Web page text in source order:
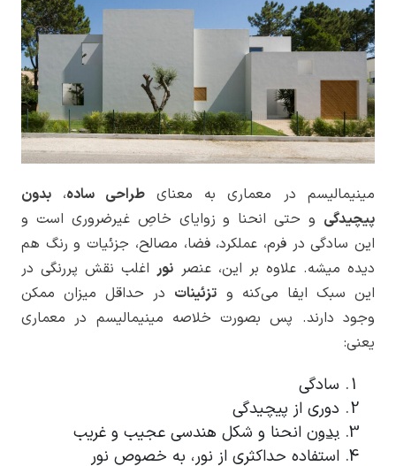
مینیمالیسم در معماری به معنایطراحی ساده، بدون
پیچیدگی و حتی انحنا و زوایای خاصِ غیرضروری است و
این سادگی در فرم، عملکرد، فضا، مصالح، جزئیات و رنگ هم
دیده میشه. علاوه بر این، عنصر نوراغلب نقش پررنگی در
این سبک ایفا می‌کنه و تزئینات در حداقل میزان ممکن
وجود دارند. پس بصورت خلاصه مینیمالیسم در معماری
یعنی:
سادگی
دوری از پیچیدگی
بدون انحنا و شکل هندسی عجیب و غریب
استفاده حداکثری از نور، به خصوص نور